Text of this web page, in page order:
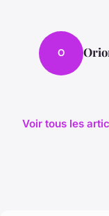
O
Voir tous les